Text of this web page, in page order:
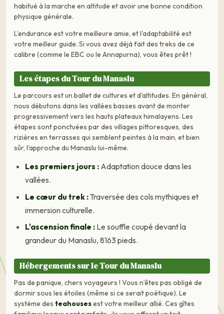
habitué à la marche en altitude et avoir une bonne condition
physique générale.
L’endurance est votre meilleure amie, et l'adaptabilité est
votre meilleur guide. Si vous avez déjà fait des treks de ce
calibre (comme le EBC ou le Annapurna), vous êtes prêt !
Les étapes du Tour du Manaslu
Le parcours est un ballet de cultures et d'altitudes. En général,
nous débutons dans les vallées basses avant de monter
progressivement vers les hauts plateaux himalayens. Les
étapes sont ponctuées par des villages pittoresques, des
rizières en terrasses qui semblent peintes à la main, et bien
sûr, l'approche du Manaslu lui-même.
Les premiers jours : Adaptation douce dans les
vallées.
Le cœur du trek :Traversée des cols mythiques et
immersion culturelle.
L'ascension finale : Le souffle coupé devant la
grandeur du Manaslu, 8163 pieds.
Hébergements sur le Tour du Manaslu
Pas de panique, chers voyageurs ! Vous n’êtes pas obligé de
dormir sous les étoiles (même si ce serait poétique). Le
système des teahousesest votre meilleur allié. Ces gîtes